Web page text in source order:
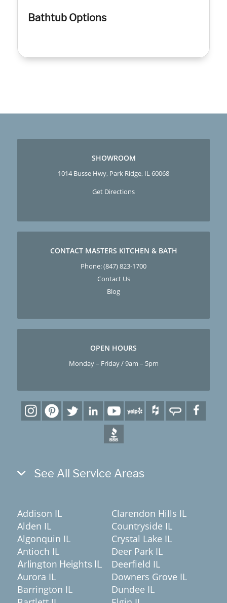
Bathtub Options
SHOWROOM
1014 Busse Hwy, Park Ridge, IL 60068
Get Directions
CONTACT MASTERS KITCHEN & BATH
Phone:(847) 823-1700
Contact Us
Blog
OPEN HOURS
Monday – Friday / 9am – 5pm
See All Service Areas
Addison IL
Alden IL
Algonquin IL
Antioch IL
Arlington Heights IL
Aurora IL
Barrington IL
Clarendon Hills IL
Countryside IL
Crystal Lake IL
Deer Park IL
Deerfield IL
Downers Grove IL
Dundee IL